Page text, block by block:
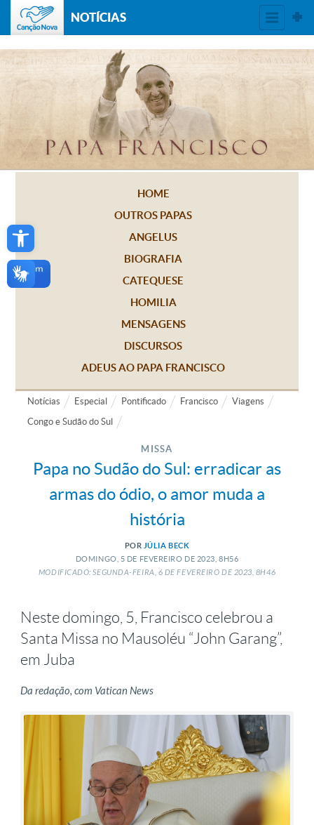
Open toolbar
NOTÍCIAS
HOME
OUTROS PAPAS
ANGELUS
BIOGRAFIA
CATEQUESE
HOMILIA
MENSAGENS
DISCURSOS
ADEUS AO PAPA FRANCISCO
Notícias Especial Pontificado Francisco
Viagens
Congo e Sudão do Sul
MISSA
Papa no Sudão do Sul: erradicar as
armas do ódio, o amor muda a
história
POR JÚLIA BECK
DOMINGO, 5 DE FEVEREIRO DE 2023, 8H56
MODIFICADO: SEGUNDA-FEIRA, 6 DEFEVEREIRO DE 2023, 8H46
Neste domingo, 5, Francisco celebrou a
Santa Missa no Mausoléu “John Garang”,
em Juba
Da redação, com Vatican News